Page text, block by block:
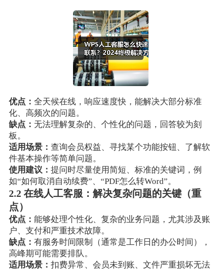
优点： 全天候在线，响应速度快，能解决大部分标准
化、高频次的问题。
缺点： 无法理解复杂的、个性化的问题，回答较为刻
板。
适用场景： 查询会员权益、寻找某个功能按钮、了解软
件基本操作等简单问题。
使用建议： 提问时尽量使用简短、标准的关键词，例
如“如何取消自动续费”、“PDF怎么转Word”。
2.2 在线人工客服：解决复杂问题的关键（重
点）
优点： 能够处理个性化、复杂的业务问题，尤其涉及账
户、支付和严重技术故障。
缺点： 有服务时间限制（通常是工作日的办公时间），
高峰期可能需要排队。
适用场景： 扣费异常、会员未到账、文件严重损坏无法